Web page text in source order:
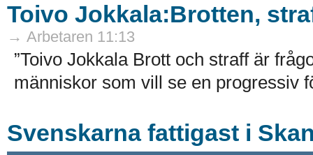
Toivo Jokkala:Brotten,
→ Arbetaren 11:13
”Toivo Jokkala Brott och straff är
människor som vill se en progressiv
Svenskarna fattigast i